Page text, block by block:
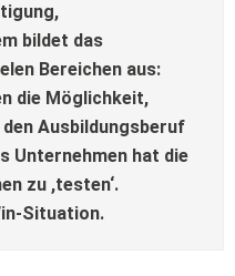
bildet das
Bereichen aus:
die Möglichkeit,
Ausbildungsberuf
Unternehmen hat die
zu ,testen‘.
Situation.